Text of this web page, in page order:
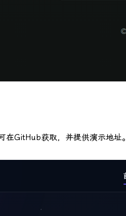
GitHub获取，并提供演示地址。